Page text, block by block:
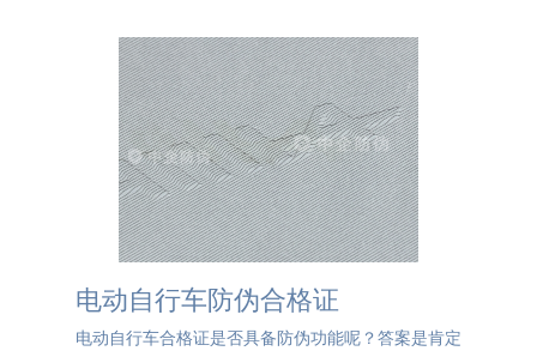
电动自行车防伪合格证
电动自行车合格证是否具备防伪功能呢？答案是肯定